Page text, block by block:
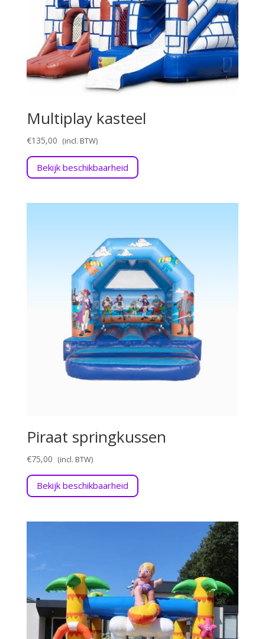
Multiplay kasteel
€135,00
Bekijk beschikbaarheid
Piraat springkussen
€75,00
Bekijk beschikbaarheid